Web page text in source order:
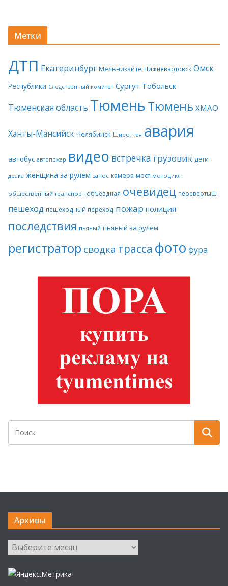
Метки
ДТП Екатеринбург Мельникайте Нижневартовск Омск
Республики Следственный комитет Сургут Тобольск
Тюменская область ТюменьТюмень ХМАО
Ханты-Мансийск Челябинск Широтная авария
автобус автопожар видео встречка грузовик дети
драка женщина за рулем занос камера мост мотоцикл
общественный транспорт объездная очевидец перевертыш
пешеход пешеходный переход пожар полиция
последствия пьяный пьяный за рулем
регистратор сводка трасса фото фура
Архивы
Архивы